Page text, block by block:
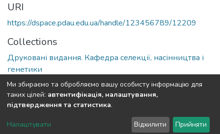
URI
https://dspace.pdau.edu.ua/handle/123456789/12209
Collections
Друковані видання. Кафедра селекції, насінництва і
генетики
Full item page
DSpace software copyright © 2002-2026 LYRASIS
Ми збираємо та обробляємо вашу особисту інформацію для
таких цілей: автентифікація, налаштування,
підтвердження та статистика.
Налаштувати Відхилити Прийняти